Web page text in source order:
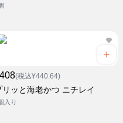
(税込¥440.64)
リッと海老かつ ニチレイ
入り